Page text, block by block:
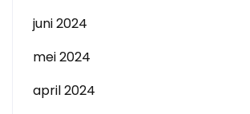
juni 2024
mei 2024
april 2024